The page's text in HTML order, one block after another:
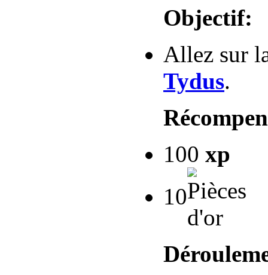
Objectif:
Allez sur
Tydus.
100 xp
10